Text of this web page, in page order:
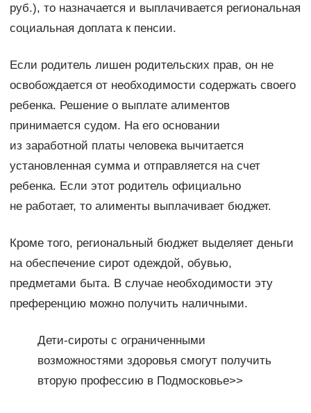
руб.), то назначается и выплачивается региональная
социальная доплата к пенсии.
Если родитель лишен родительских прав, он не
освобождается от необходимости содержать своего
ребенка. Решение о выплате алиментов
принимается судом. На его основании
из заработной платы человека вычитается
установленная сумма и отправляется на счет
ребенка. Если этот родитель официально
не работает, то алименты выплачивает бюджет.
Кроме того, региональный бюджет выделяет деньги
на обеспечение сирот одеждой, обувью,
предметами быта. В случае необходимости эту
преференцию можно получить наличными.
Дети-сироты с ограниченными
возможностями здоровья смогут получить
вторую профессию в Подмосковье>>